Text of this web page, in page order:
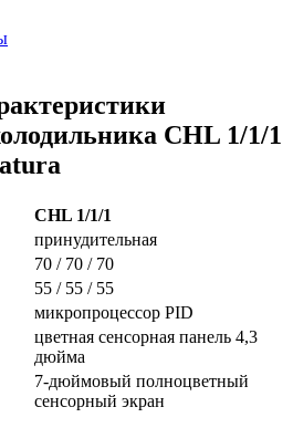
CHL 1/1/1
CHL 1/1/1
принудительная
70 / 70 / 70
55 / 55 / 55
микропроцессор PID
цветная сенсорная панель 4,3
дюйма
7-дюймовый полноцветный
сенсорный экран